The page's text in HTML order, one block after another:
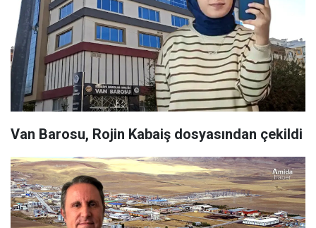
Van Barosu, Rojin Kabaiş dosyasından çekildi